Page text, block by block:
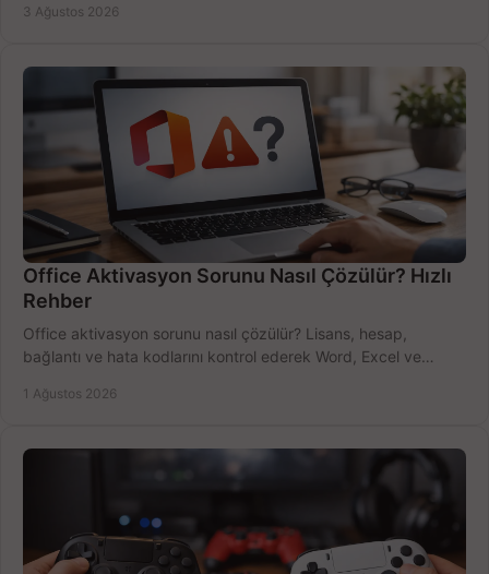
3 Ağustos 2026
Office Aktivasyon Sorunu Nasıl Çözülür? Hızlı
Rehber
Office aktivasyon sorunu nasıl çözülür? Lisans, hesap,
bağlantı ve hata kodlarını kontrol ederek Word, Excel ve
1 Ağustos 2026